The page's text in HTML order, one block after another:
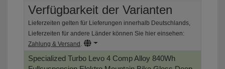
Verfügbarkeit der Varianten
Lieferzeiten gelten für Lieferungen innerhalb Deutschlands,
Lieferzeiten für andere Länder können Sie hier einsehen:
Zahlung & Versand .
Specialized Turbo Levo 4 Comp Alloy 840Wh